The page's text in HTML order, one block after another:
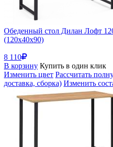
Обеденный стол Дилан Лофт
(120x40x90)
8 110
В корзину Купить в один клик
Изменить цвет Рассчитать
доставка, сборка) Изменить